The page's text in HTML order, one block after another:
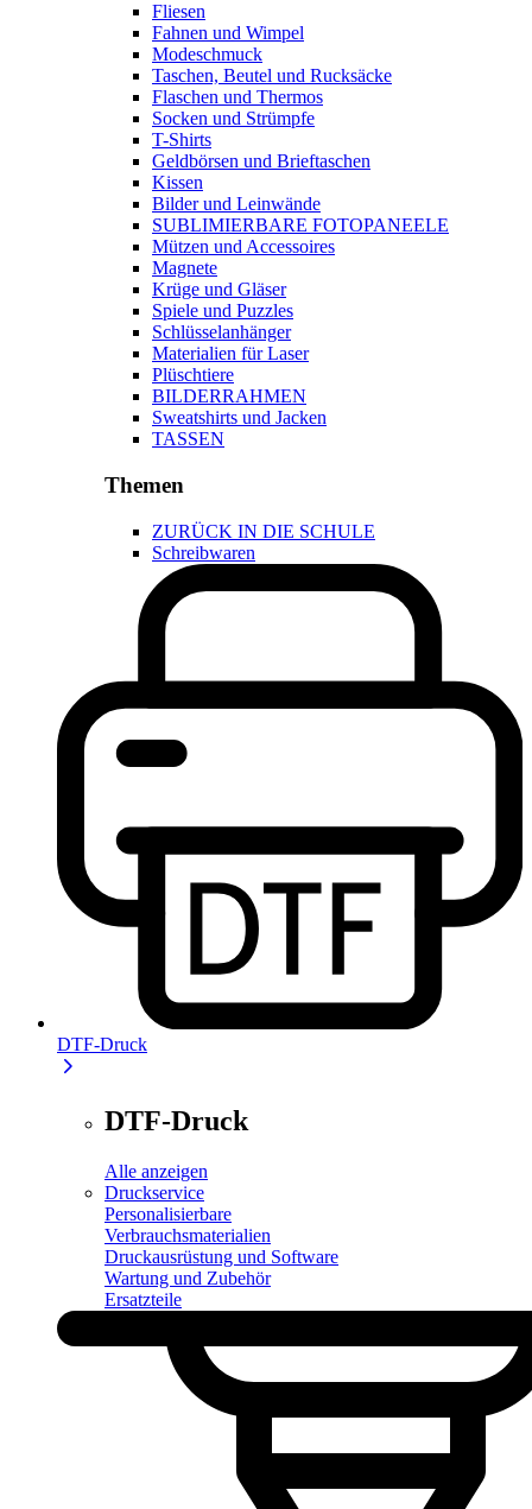
Fliesen
Fahnen und Wimpel
Modeschmuck
Taschen, Beutel und Rucksäcke
Flaschen und Thermos
Socken und Strümpfe
T-Shirts
Geldbörsen und Brieftaschen
Kissen
Bilder und Leinwände
SUBLIMIERBARE FOTOPANEELE
Mützen und Accessoires
Magnete
Krüge und Gläser
Spiele und Puzzles
Schlüsselanhänger
Materialien für Laser
Plüschtiere
BILDERRAHMEN
Sweatshirts und Jacken
TASSEN
Themen
ZURÜCK IN DIE SCHULE
Schreibwaren
DTF-Druck
DTF-Druck
Alle anzeigen
Druckservice
Personalisierbare
Verbrauchsmaterialien
Druckausrüstung und Software
Wartung und Zubehör
Ersatzteile